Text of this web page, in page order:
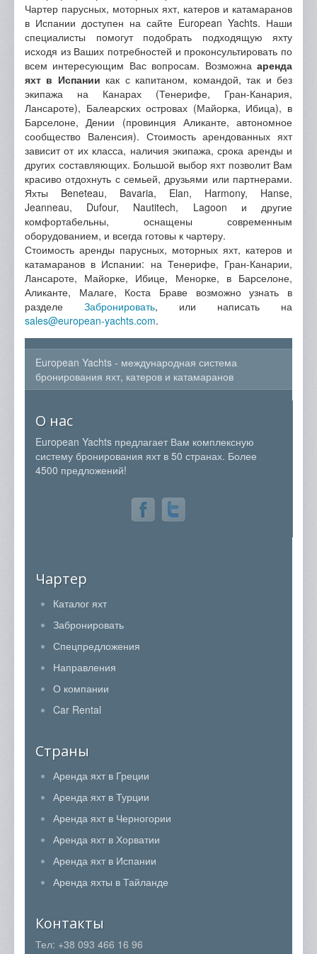
Чартер парусных, моторных яхт, катеров и катамаранов
в Испании доступен на сайте European Yachts. Наши
специалисты помогут подобрать подходящую яхту
исходя из Ваших потребностей и проконсультировать по
всем интересующим Вас вопросам. Возможна аренда
яхт в Испании как с капитаном, командой, так и без
экипажа на Канарах (Тенерифе, Гран-Канария,
Лансароте), Балеарских островах (Майорка, Ибица), в
Барселоне, Дении (провинция Аликанте, автономное
сообщество Валенсия). Стоимость арендованных яхт
зависит от их класса, наличия экипажа, срока аренды и
других составляющих. Большой выбор яхт позволит Вам
красиво отдохнуть с семьей, друзьями или партнерами.
Яхты Beneteau, Bavaria, Elan, Harmony, Hanse,
Jeanneau, Dufour, Nautitech, Lagoon и другие
комфортабельны, оснащены современным
оборудованием, и всегда готовы к чартеру.
Стоимость аренды парусных, моторных яхт, катеров и
катамаранов в Испании: на Тенерифе, Гран-Канарии,
Лансароте, Майорке, Ибице, Менорке, в Барселоне,
Аликанте, Малаге, Коста Браве возможно узнать в
разделе Забронировать, или написать на
sales@european-yachts.com.
European Yachts - международная система
бронирования яхт, катеров и катамаранов
О нас
European Yachts предлагает Вам комплексную
систему бронирования яхт в 50 странах. Более
4500 предложений!
Чартер
Каталог яхт
Забронировать
Спецпредложения
Направления
О компании
Car Rental
Страны
Аренда яхт в Греции
Аренда яхт в Турции
Аренда яхт в Черногории
Аренда яхт в Хорватии
Аренда яхт в Испании
Аренда яхты в Тайланде
Контакты
Тел: +38 093 466 16 96